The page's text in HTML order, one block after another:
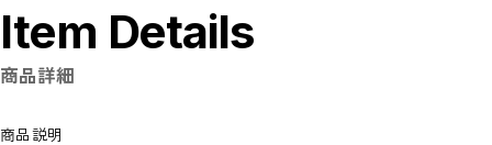
Item Details
商品詳細
商品説明